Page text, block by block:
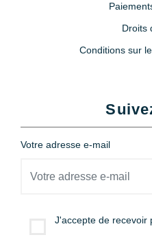
Droits
Conditions sur
Votre adresse e-mail
J'accepte de recevoir